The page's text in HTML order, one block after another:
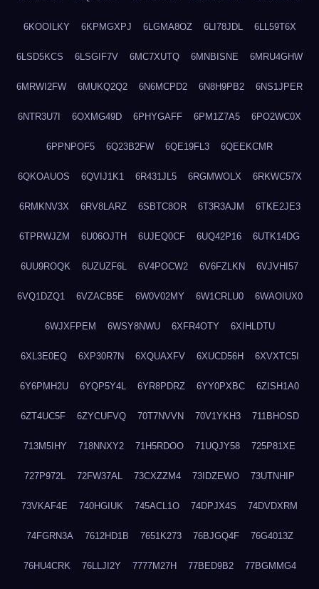
6KOOILKY 6KPMGXPJ 6LGMA8OZ 6LI78JDL 6LL59T6X
6LSD5KCS 6LSGIF7V 6MC7XUTQ 6MNBISNE 6MRU4GHW
6MRWI2FW 6MUKQ2Q2 6N6MCPD2 6N8H9PB2 6NS1JPER
6NTR3U7I 6OXMG49D 6PHYGAFF 6PM1Z7A5 6PO2WC0X
6PPNPOF5 6Q23B2FW 6QE19FL3 6QEEKCMR
6QKOAUOS 6QVIJ1K1 6R431JL5 6RGMWOLX 6RKWC57X
6RMKNV3X 6RV8LARZ 6SBTC8OR 6T3R3AJM 6TKE2JE3
6TPRWJZM 6U06OJTH 6UJEQ0CF 6UQ42P16 6UTK14DG
6UU9ROQK 6UZUZF6L 6V4POCW2 6V6FZLKN 6VJVHI57
6VQ1DZQ1 6VZACB5E 6W0V02MY 6W1CRLU0 6WAOIUX0
6WJXFPEM 6WSY8NWU 6XFR4OTY 6XIHLDTU
6XL3E0EQ 6XP30R7N 6XQUAXFV 6XUCD56H 6XVXTC5I
6Y6PMH2U 6YQP5Y4L 6YR8PDRZ 6YY0PXBC 6ZISH1A0
6ZT4UC5F 6ZYCUFVQ 70T7NVVN 70V1YKH3 711BHOSD
713M5IHY 718NNXY2 71H5RDOO 71UQJY58 725P81XE
727P972L 72FW37AL 73CXZZM4 73IDZEWO 73UTNHIP
73VKAF4E 740HGIUK 745ACL1O 74DPJX4S 74DVDXRM
74FGRN3A 7612HD1B 7651K273 76BJGQ4F 76G4013Z
76HU4CRK 76LLJI2Y 7777M27H 77BED9B2 77BGMMG4